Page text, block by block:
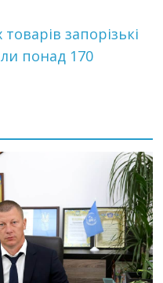
запорізькі
понад 170